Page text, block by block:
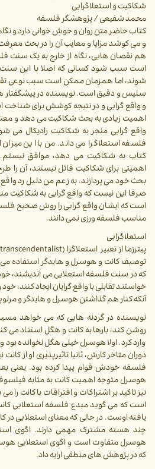
شکاکیت و استعلاگرایی
محمد شفیعی / پژوهشگر فلسفه
کتاب حاضر متن روان و خوش خوانی دارد و
و می کوشد مزایا و معایب آن را در بحث معرفت
هم نقصان هایی، نگاه از خارج به یک سنت
است سبب شود کسانی که اصلا با این سنت
شوند، اما همزمان ممکن است سبب نوعی
سلیس و دقیق است. نویسنده در پیشگفتار
و واقع گرایی و در نتیجه کوشش برای شناخت
اهمیت زیادی به بحث شکاکیت می دهد و
واقع گرایی منجر به شکاکیت رادیکال می
فلسفه استعلاگرا می داند. من با این
کتاب به شکاکیت می دهد، موافق
اهمیتی برای شکاکیت قائل نیستند، آن را
بحث خود می پردازند. به زعم من دلیل رد
صرفا این نیست که واقع گرایی به شکاکیت
است که ایشان واقع گرایی را روش صحیح
مناسب فلسفه ورزی نمی دانند.
استعلاگرایی
توصیف کانت و هوسرل و هایدگر استفاده می
که در سنت فلسفه استعلایی می اندیشند،
خواستند تقابلی با واقع گرایان ایجاد کنند،
آنکه کنار هم گذاشتن هوسرل و هایدگر و
نویسنده در گردنه هایی که می خواهد مسیر
روشن کند، بارها به کانت و هگل استناد می
وارد کرد. اولا هوسرل خیلی هگل نخوانده بود
دوران متاخر کارش، ثانیا تاثیرپذیری او از
فلسفه خودش قوام پیدا کرده بود. یعنی
هوسرل متوجه اهمیت کانت به مثابه
نیز تاکید بر اشتراکات و افتراقات با کانت را
است که می گوید مبدع فلسفه استعلایی
یافته اوست. در حالی که معنای استعلایی
چند هسته مشترک مهمی دارند. اگوی
هوسرل متفاوت است و اگوی استعلایی
که در پژوهش های منطقی ارایه داد.